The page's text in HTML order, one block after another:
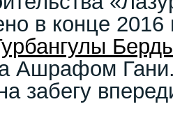
в конце 2016
Ашрафом
забегу